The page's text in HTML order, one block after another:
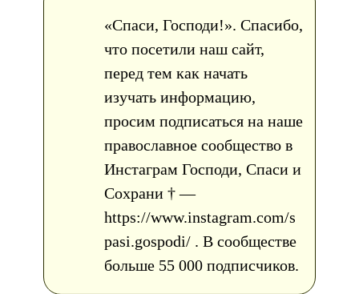
«Спаси, Господи!». Спасибо,
что посетили наш сайт,
перед тем как начать
изучать информацию,
просим подписаться на наше
православное сообщество в
Инстаграм Господи, Спаси и
Сохрани † —
https://www.instagram.com/s
pasi.gospodi/ . В сообществе
больше 55 000 подписчиков.